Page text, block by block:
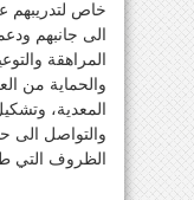
خاص
الى جانبهم
المراهقة
والحماية من
المعدية،
والتواصل الى
الظروف التي